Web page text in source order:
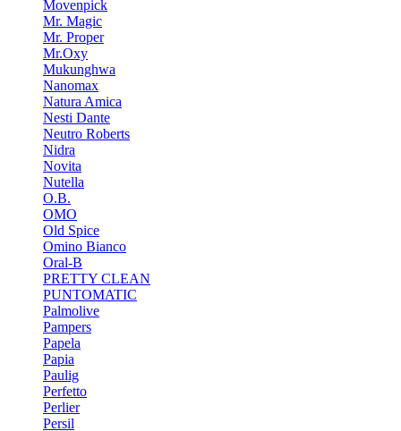
Movenpick
Mr. Magic
Mr. Proper
Mr.Oxy
Mukunghwa
Nanomax
Natura Amica
Nesti Dante
Neutro Roberts
Nidra
Novita
Nutella
O.B.
OMO
Old Spice
Omino Bianco
Oral-B
PRETTY CLEAN
PUNTOMATIC
Palmolive
Pampers
Papela
Papia
Paulig
Perfetto
Perlier
Persil